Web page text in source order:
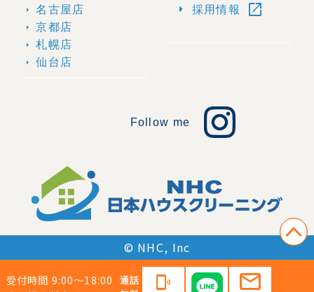
受付時間 9:00〜18:00
通話
phonelink_ring mail
arrow_right 名古屋店
arrow_right 京都店
arrow_right 札幌店
arrow_right 仙台店
arrow_right 採用情報 open_in_new
Follow me
© NHC, Inc